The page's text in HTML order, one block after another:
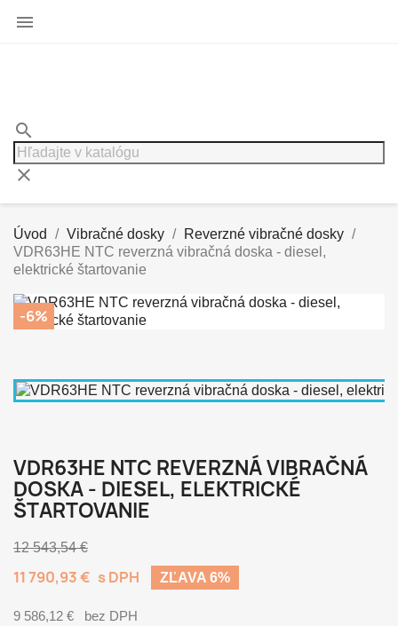

search
clear
Úvod Vibračné dosky
Reverzné vibračné dosky
VDR63HE NTC reverzná vibračná doska - diesel,
elektrické štartovanie
-6%
VDR63HE NTC REVERZNÁ VIBRAČNÁ
DOSKA - DIESEL, ELEKTRICKÉ
ŠTARTOVANIE
12 543,54 €
11 790,93 € s DPH ZĽAVA 6%
9 586,12 € bez DPH